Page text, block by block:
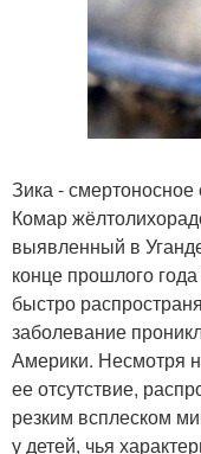
Зика - смертоносное
Комар
выявленный в
конце прошлого
быстро
заболевание
Америки. Несмотря
ее отсутствие,
резким всплеском
у детей, чья